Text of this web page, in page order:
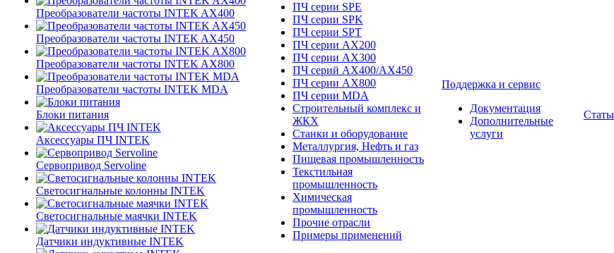
Преобразователи частоты INTEK AX400
Преобразователи частоты INTEK AX450
Преобразователи частоты INTEK AX800
Преобразователи частоты INTEK MDA
Блоки питания
Аксессуары ПЧ INTEK
Сервопривод Servoline
Светосигнальные колонны INTEK
Светосигнальные маячки INTEK
Датчики индуктивные INTEK
ПЧ серии SPE
ПЧ серии SPK
ПЧ серии SPT
ПЧ серии AX200
ПЧ серии AX300
ПЧ серий AX400/AX450
ПЧ серии AX800
ПЧ серии MDA
Строительный комплекс и
ЖКХ
Станки и оборудование
Металлургия, Нефть и газ
Пищевая промышленность
Текстильная
промышленность
Химическая
промышленность
Прочие отрасли
Примеры применений
Поддержка и сервис
Документация
Дополнительные
услуги